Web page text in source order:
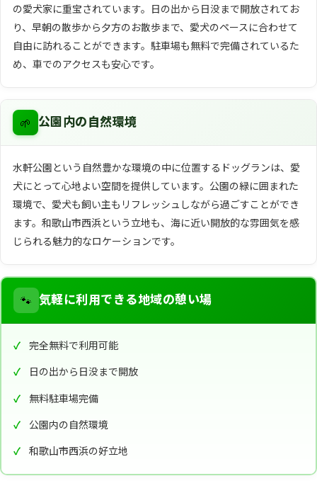
の愛犬家に重宝されています。日の出から日没まで開放されてお
り、早朝の散歩から夕方のお散歩まで、愛犬のペースに合わせて
自由に訪れることができます。駐車場も無料で完備されているた
め、車でのアクセスも安心です。
🌱 公園内の自然環境
水軒公園という自然豊かな環境の中に位置するドッグランは、愛
犬にとって心地よい空間を提供しています。公園の緑に囲まれた
環境で、愛犬も飼い主もリフレッシュしながら過ごすことができ
ます。和歌山市西浜という立地も、海に近い開放的な雰囲気を感
じられる魅力的なロケーションです。
🐾 気軽に利用できる地域の憩い場
完全無料で利用可能
日の出から日没まで開放
無料駐車場完備
公園内の自然環境
和歌山市西浜の好立地